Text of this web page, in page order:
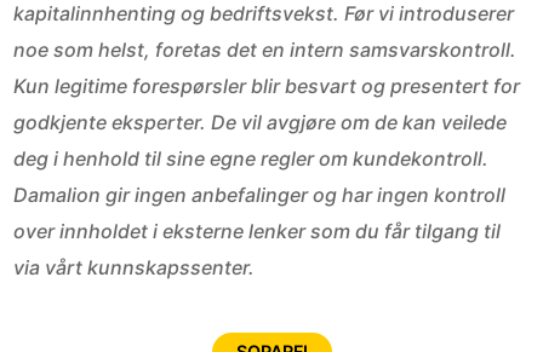
kapitalinnhenting og bedriftsvekst. Før vi introduserer
noe som helst, foretas det en intern samsvarskontroll.
Kun legitime forespørsler blir besvart og presentert for
godkjente eksperter. De vil avgjøre om de kan veilede
deg i henhold til sine egne regler om kundekontroll.
Damalion gir ingen anbefalinger og har ingen kontroll
over innholdet i eksterne lenker som du får tilgang til
via vårt kunnskapssenter.